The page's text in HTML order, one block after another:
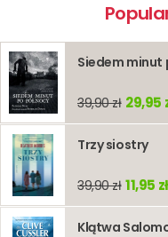
Siedem minut
39,90 zł 29,95
Trzy siostry
39,90 zł 11,95 zł
Klątwa